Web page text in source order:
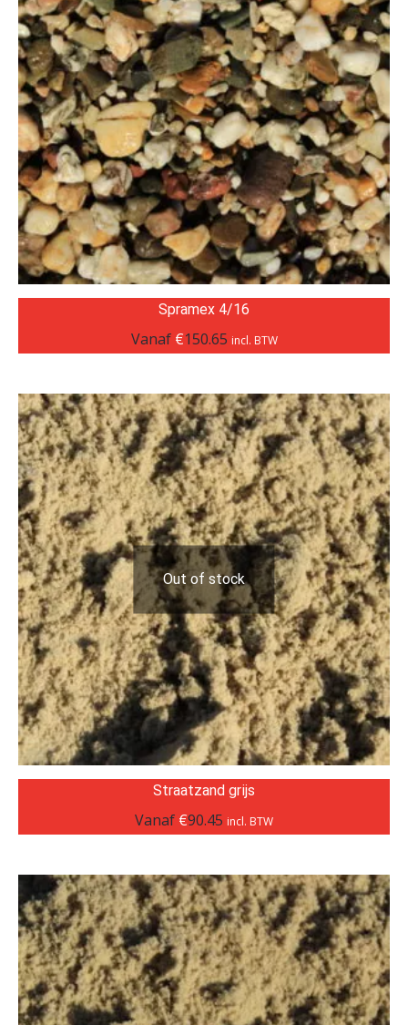
Spramex 4/16
Vanaf €150.65 incl. BTW
Out of stock
Straatzand grijs
Vanaf €90.45 incl. BTW